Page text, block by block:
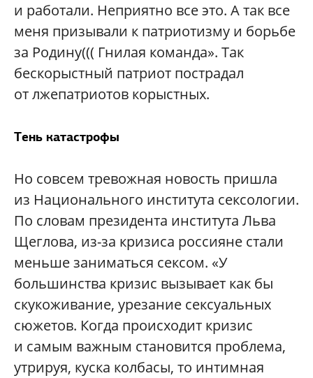
и работали. Неприятно все это. А так все
меня призывали к патриотизму и борьбе
за Родину((( Гнилая команда». Так
бескорыстный патриот пострадал
от лжепатриотов корыстных.
Тень катастрофы
Но совсем тревожная новость пришла
из Национального института сексологии.
По словам президента института Льва
Щеглова, из-за кризиса россияне стали
меньше заниматься сексом. «У
большинства кризис вызывает как бы
скукоживание, урезание сексуальных
сюжетов. Когда происходит кризис
и самым важным становится проблема,
утрируя, куска колбасы, то интимная